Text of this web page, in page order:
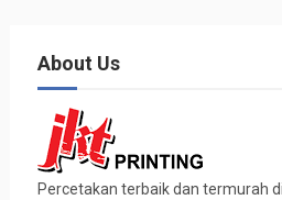
About Us
Percetakan terbaik dan termurah